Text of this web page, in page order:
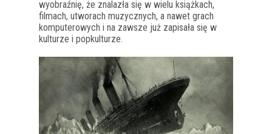
wyobraźnię, że znalazła się w wielu książkach,
filmach, utworach muzycznych, a nawet grach
komputerowych i na zawsze już zapisała się w
kulturze i popkulturze.